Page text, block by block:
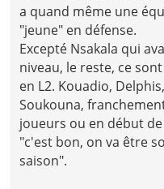
a quand même une
"jeune" en défense.
Excepté Nsakala qui
niveau, le reste, ce
en L2. Kouadio,
Soukouna,
joueurs ou en début
"c'est bon, on va être
saison".